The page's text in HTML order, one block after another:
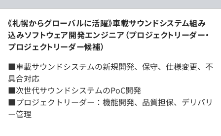
《札幌からグローバルに活躍》車載サウンドシステム組み
込みソフトウェア開発エンジニア（プロジェクトリーダー・
プロジェクトリーダー候補）
■車載サウンドシステムの新規開発、保守、仕様変更、不
具合対応
■次世代サウンドシステムのPoC開発
■プロジェクトリーダー：機能開発、品質担保、デリバリ
ー管理